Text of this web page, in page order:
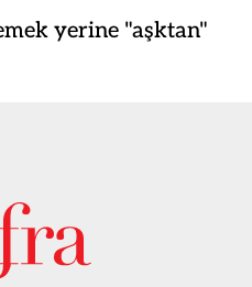
yerine "aşktan"